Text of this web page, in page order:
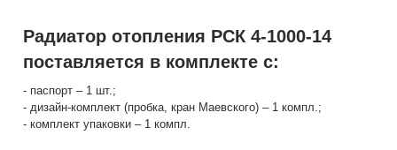
Радиатор отопления РСК 4-1000-14
поставляется в комплекте с:
- паспорт – 1 шт.;
- дизайн-комплект (пробка, кран Маевского) – 1 компл.;
- комплект упаковки – 1 компл.